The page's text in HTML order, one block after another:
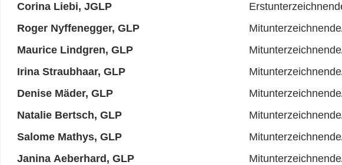
Corina Liebi, JGLP
Roger Nyffenegger, GLP
Maurice Lindgren, GLP
Irina Straubhaar, GLP
Denise Mäder, GLP
Natalie Bertsch, GLP
Salome Mathys, GLP
Janina Aeberhard, GLP